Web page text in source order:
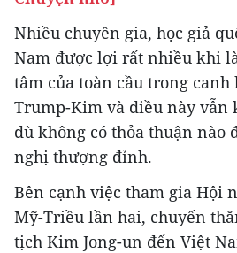
Nhiều chuyên gia, học giả
Nam được lợi rất nhiều khi
tâm của toàn cầu trong canh
Trump-Kim và điều này vẫn
dù không có thỏa thuận nào
nghị thượng đỉnh.
Bên cạnh việc tham gia Hội
Mỹ-Triều lần hai, chuyến
tịch Kim Jong-un đến Việt